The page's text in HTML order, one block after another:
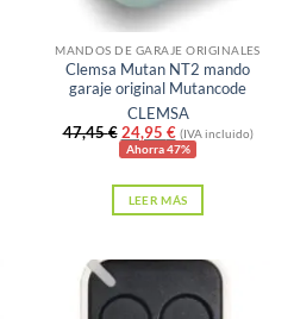
Sin existencias
MANDOS DE GARAJE ORIGINALES
Clemsa Mutan NT2 mando
garaje original Mutancode
CLEMSA
47,45€ El
precio
era:
47,45 €.
24,95 €El
precio
es:
24,95 €.
(IVA incluido)
Ahorra 47%
LEER MÁS